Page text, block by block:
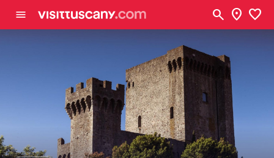
menu search location_on favorite